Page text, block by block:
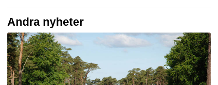
Andra nyheter